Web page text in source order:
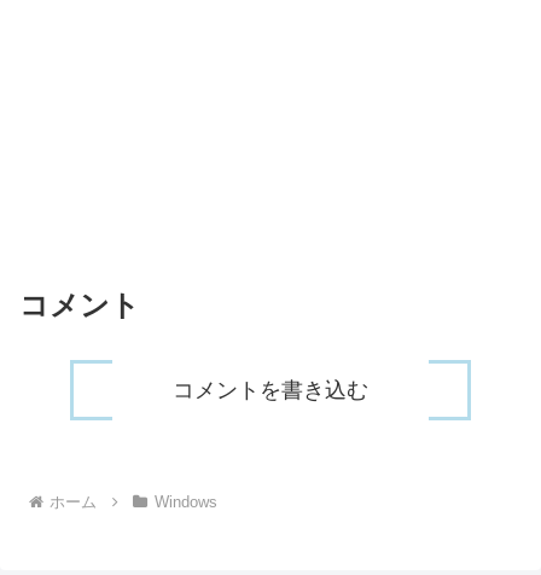
コメント
コメントを書き込む
ホーム Windows